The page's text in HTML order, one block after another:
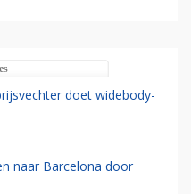
doet widebody-
naar Barcelona door